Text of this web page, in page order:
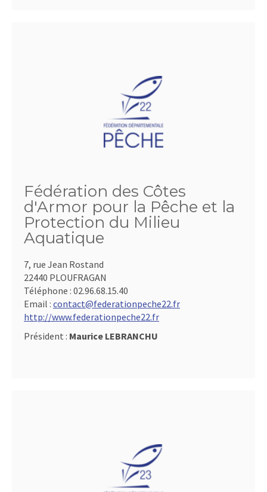
Fédération des Côtes
d'Armor pour la Pêche et la
Protection du Milieu
Aquatique
7, rue Jean Rostand
22440 PLOUFRAGAN
Téléphone : 02.96.68.15.40
Email : contact@federationpeche22.fr
http://www.federationpeche22.fr
Président : Maurice LEBRANCHU